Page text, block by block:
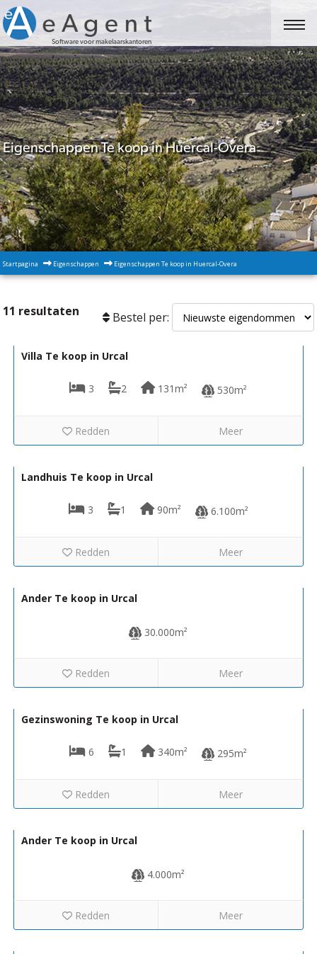
Software voor makelaarskantoren
Eigenschappen Te koop in Huercal-Overa
Startpagina Eigenschappen Eigenschappen Te koop in Huercal-Overa
11 resultaten Bestel per:
319.950€
Villa Te koop in Urcal
3 2 131m² 530m²
Redden Meer
Landhuis Te koop in Urcal
3 1 90m² 6.100m²
Redden Meer
Ander Te koop in Urcal
30.000m²
Redden Meer
Gezinswoning Te koop in Urcal
6 1 340m² 295m²
Redden Meer
Ander Te koop in Urcal
4.000m²
Redden Meer